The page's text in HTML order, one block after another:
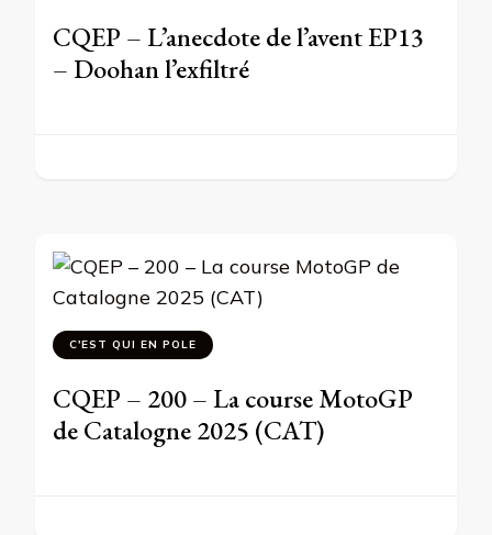
CQEP – L’anecdote de l’avent EP13
– Doohan l’exfiltré
C'EST QUI EN POLE
CQEP – 200 – La course MotoGP
de Catalogne 2025 (CAT)